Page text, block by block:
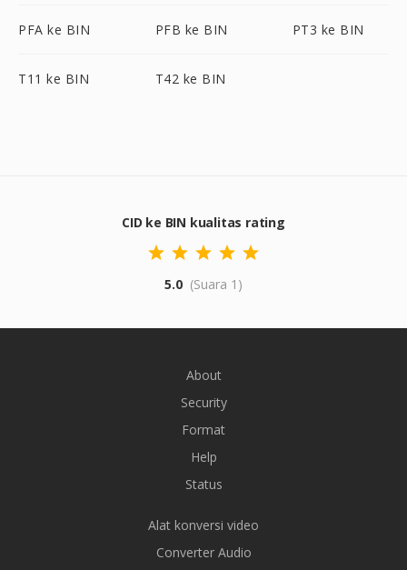
PFA ke BIN PFB ke BIN PT3 ke BIN
T11 ke BIN T42 ke BIN
CID ke BIN kualitas rating
5.0 (Suara 1)
About
Security
Format
Help
Status
Alat konversi video
Converter Audio